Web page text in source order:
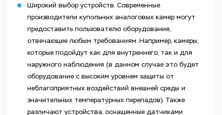
Широкий выбор устройств. Современные
производители купольных аналоговых камер могут
предоставить пользователю оборудование,
отвечающее любым требованиям. Например, камеры,
которые подойдут как для внутреннего, так и для
наружного наблюдения (в данном случае это будет
оборудование с высоким уровнем защиты от
неблагоприятных воздействий внешней среды и
значительных температурных перепадов). Также
различают устройства, оснащенные датчиками